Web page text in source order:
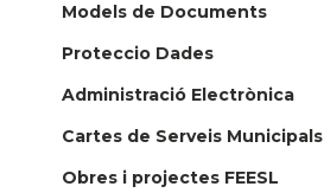
Models de Documents
Proteccio Dades
Administració Electrònica
Cartes de Serveis Municipals
Obres i projectes FEESL